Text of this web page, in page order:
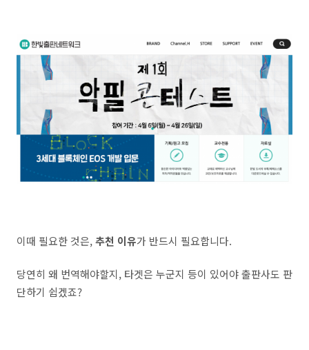
이때 필요한 것은,추천 이유가 반드시 필요합니다.
당연히 왜 번역해야할지, 타겟은 누군지 등이 있어야 출판사도 판
단하기 쉽겠죠?